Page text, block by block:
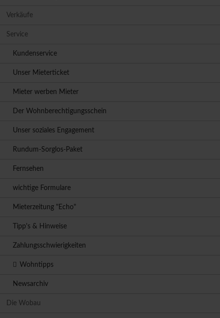
Verkäufe
Service
Kundenservice
Unser Mieterticket
Mieter werben Mieter
Der Wohnberechtigungsschein
Unser soziales Engagement
Rundum-Sorglos-Paket
Fernsehen
wichtige Formulare
Mieterzeitung "Echo"
Tipp's & Hinweise
Zahlungsschwierigkeiten
Wohntipps
Newsarchiv
Die Wobau